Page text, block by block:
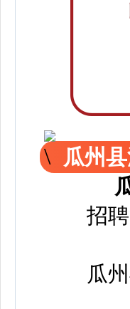
瓜州
招聘
瓜州